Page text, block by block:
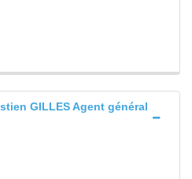
GILLES Agent général